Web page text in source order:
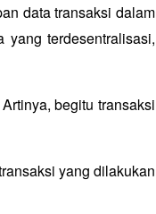
data transaksi dalam
terdesentralisasi,
begitu transaksi
yang dilakukan